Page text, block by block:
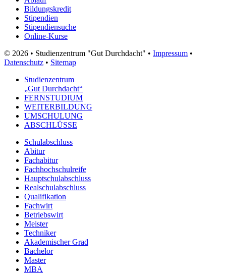
Bildungskredit
Stipendien
Stipendiensuche
Online-Kurse
© 2026 • Studienzentrum "Gut Durchdacht" • Impressum •
Datenschutz • Sitemap
Studienzentrum
„Gut Durchdacht“
FERNSTUDIUM
WEITERBILDUNG
UMSCHULUNG
ABSCHLÜSSE
Schulabschluss
Abitur
Fachabitur
Fachhochschulreife
Hauptschulabschluss
Realschulabschluss
Qualifikation
Fachwirt
Betriebswirt
Meister
Techniker
Akademischer Grad
Bachelor
Master
MBA